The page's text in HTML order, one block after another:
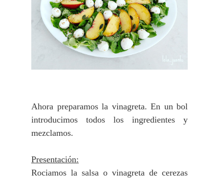
Ahora preparamos la vinagreta. En un bol
introducimos todos los ingredientes y
mezclamos.
Presentación:
Rociamos la salsa o vinagreta de cerezas